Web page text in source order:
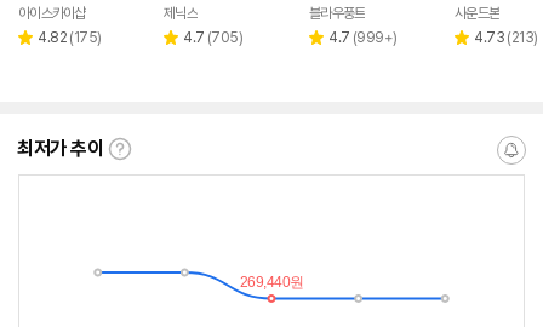
페이
아이스카이샵
별 4.82 리
(175)
페이
제닉스
별 4.7 리
(705)
페이
블라우풍트
별 4.7 리
(999+)
사운드본
별 4.73 리
(213)
최저가 추이
최
란?
알